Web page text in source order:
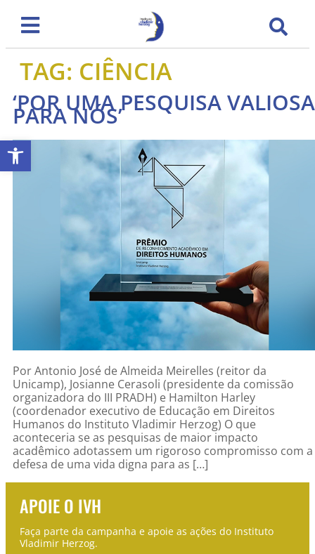
Abrir a barra de ferramentas
TAG: CIÊNCIA
‘POR UMA PESQUISA VALIOSA
PARA NÓS’
Por Antonio José de Almeida Meirelles (reitor da
Unicamp), Josianne Cerasoli (presidente da comissão
organizadora do III PRADH) e Hamilton Harley
(coordenador executivo de Educação em Direitos
Humanos do Instituto Vladimir Herzog) O que
aconteceria se as pesquisas de maior impacto
acadêmico adotassem um rigoroso compromisso com a
defesa de uma vida digna para as […]
APOIE O IVH
Faça parte da campanha e apoie as ações do Instituto
Vladimir Herzog.